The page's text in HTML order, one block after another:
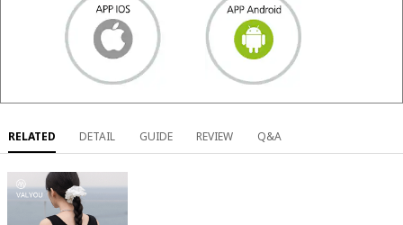
RELATED DETAIL GUIDE REVIEW Q&A